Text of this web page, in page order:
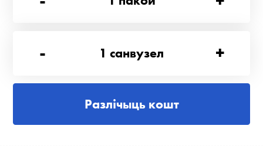
- 1 санвузел +
Разлічыць кошт